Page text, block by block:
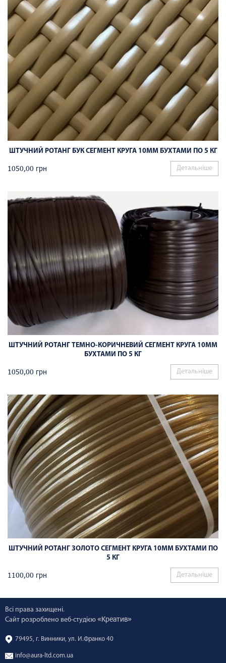
ШТУЧНИЙ РОТАНГ БУК СЕГМЕНТ КРУГА 10ММ БУХТАМИ ПО 5 КГ
1050,00 грн Детальніше
ШТУЧНИЙ РОТАНГ ТЕМНО-КОРИЧНЕВИЙ СЕГМЕНТ КРУГА 10ММ
БУХТАМИ ПО 5 КГ
1050,00 грн Детальніше
ШТУЧНИЙ РОТАНГ ЗОЛОТО СЕГМЕНТ КРУГА 10ММ БУХТАМИ ПО
5 КГ
1100,00 грн Детальніше
Всі права захищені.
Сайт розроблено веб-студією «Креатив»
79495, г. Винники, ул. И.Франко 40
info@aura-ltd.com.ua